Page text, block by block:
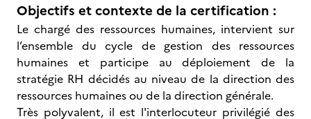
Objectifs et contexte de la certification :
Le chargé des ressources humaines, intervient sur
l’ensemble du cycle de gestion des ressources
humaines et participe au déploiement de la
stratégie RH décidés au niveau de la direction des
ressources humaines ou de la direction générale.
Très polyvalent, il est l'interlocuteur privilégié des